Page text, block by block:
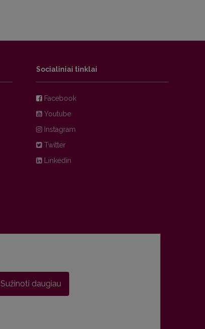
Socialiniai tinklai
Facebook
Youtube
Instagram
Twitter
Linkedin
Sužinoti daugiau